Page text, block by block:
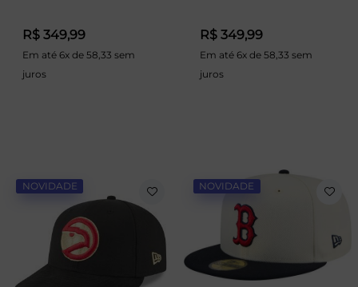
R$ 349,99
Em até 6x de 58,33 sem
juros
R$ 349,99
Em até 6x de 58,33 sem
juros
NOVIDADE NOVIDADE